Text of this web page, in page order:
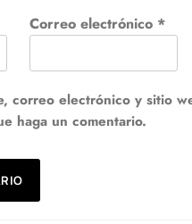
Correo electrónico *
correo electrónico y sitio
haga un comentario.